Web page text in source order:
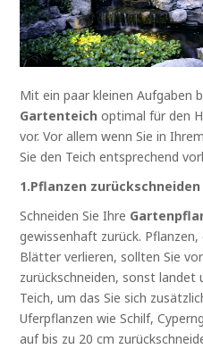
Mit ein paar kleinen Aufgaben
Gartenteich optimal für den
vor. Vor allem wenn Sie in
Sie den Teich entsprechend
1.Pflanzen zurückschneiden
Schneiden Sie Ihre
gewissenhaft zurück.
Blätter verlieren, sollten Sie
zurückschneiden, sonst landet
Teich, um das Sie sich
Uferpflanzen wie Schilf,
auf bis zu 20 cm